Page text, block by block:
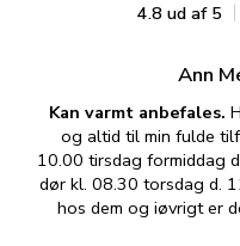
4.8 ud af 5
Ann
Kan varmt anbefales.
og altid til min fulde
10.00 tirsdag formiddag
dør kl. 08.30 torsdag d.
hos dem og iøvrigt er